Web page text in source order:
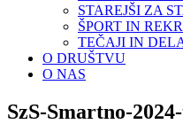
STAREJŠI ZA
ŠPORT IN
TEČAJI IN
O DRUŠTVU
O NAS
SzS-Smartno-